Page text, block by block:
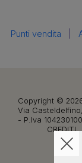
Punti vendita
Copyright © 2026
Via
- P.Iva
CREDITI